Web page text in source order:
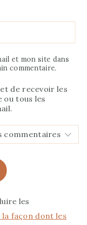
et mon site dans
commentaire.
de recevoir les
tous les
les
la façon dont les